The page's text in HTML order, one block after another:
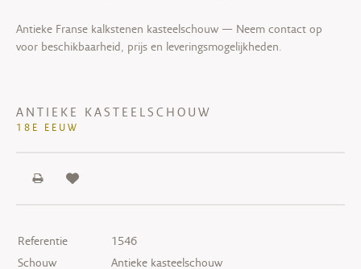
Antieke Franse kalkstenen kasteelschouw — Neem contact op
voor beschikbaarheid, prijs en leveringsmogelijkheden.
ANTIEKE KASTEELSCHOUW
18E EEUW
Referentie
1546
Schouw
Antieke kasteelschouw